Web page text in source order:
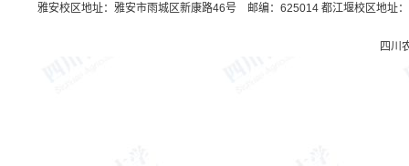
雅安校区地址：雅安市雨城区新康路46号 邮编：625014 都江堰校区地址
四川